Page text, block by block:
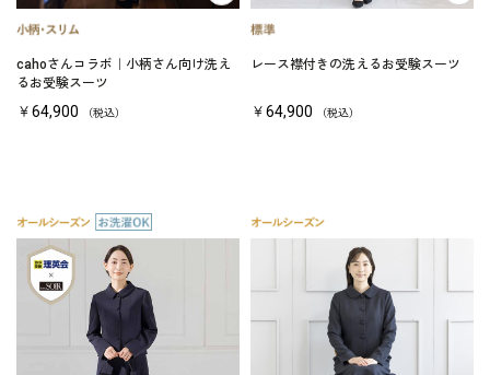
cahoさんコラボ｜小柄さん向け洗え
るお受験スーツ
￥64,900 （税込）
レース襟付きの洗えるお受験スーツ
￥64,900 （税込）